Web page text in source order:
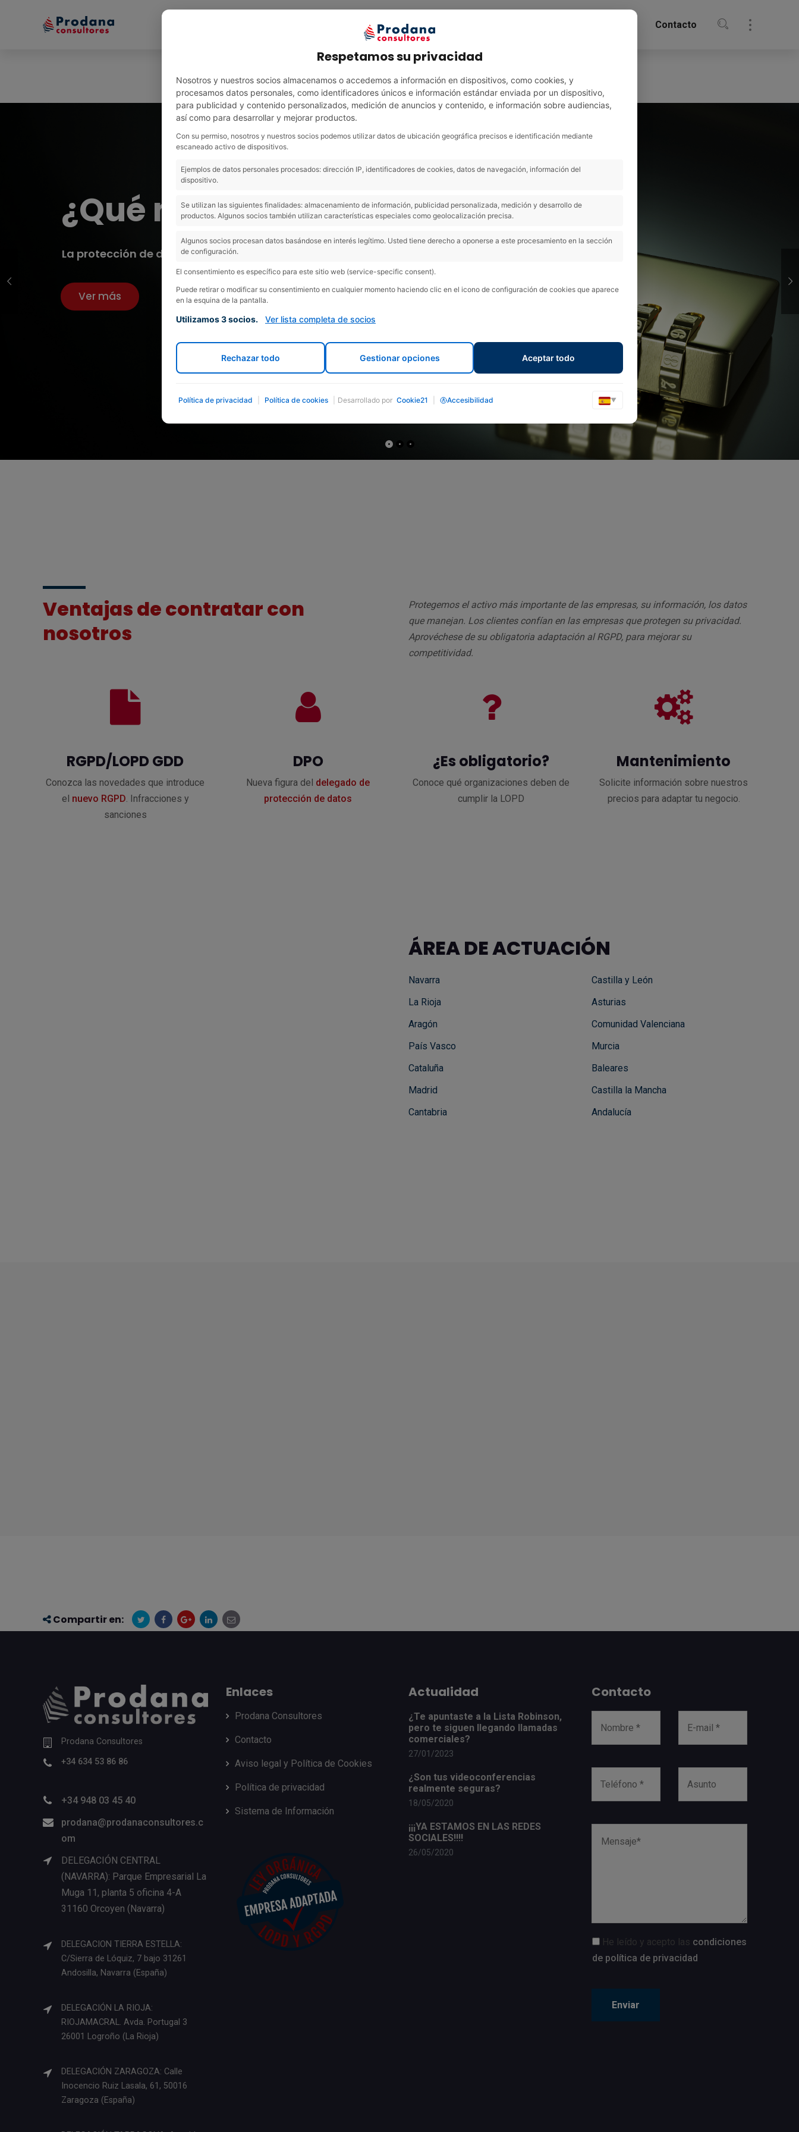
Área clientes Contacto
¿Qué necesitas?
La protección de datos es obligación de todos
Ver más
Ventajas de contratar con
nosotros
Protegemos el activo más importante de las empresas, su información, los datos
que manejan. Los clientes confían en las empresas que protegen su privacidad.
Aprovéchese de su obligatoria adaptación al RGPD, para mejorar su
competitividad.
RGPD/LOPD GDD
Conozca las novedades que introduce
el nuevo RGPD. Infracciones y
sanciones
DPO
Nueva figura del delegado de
protección de datos
¿Es obligatorio?
Conoce qué organizaciones deben de
cumplir la LOPD
Mantenimiento
Solicite información sobre nuestros
precios para adaptar tu negocio.
ÁREA DE ACTUACIÓN
Navarra
La Rioja
Aragón
País Vasco
Cataluña
Madrid
Cantabria
Castilla y León
Asturias
Comunidad Valenciana
Murcia
Baleares
Castilla la Mancha
Andalucía
Compartir en:
Prodana Consultores
+34 634 53 86 86
+34 948 03 45 40
prodana@prodanaconsultores.c
om
DELEGACIÓN CENTRAL
(NAVARRA): Parque Empresarial La
Muga 11, planta 5 oficina 4-A
31160 Orcoyen (Navarra)
DELEGACION TIERRA ESTELLA:
C/Sierra de Lóquiz, 7 bajo 31261
Andosilla, Navarra (España)
DELEGACIÓN LA RIOJA:
RIOJAMACRAL. Avda. Portugal 3
26001 Logroño (La Rioja)
DELEGACIÓN ZARAGOZA: Calle
Inocencio Ruiz Lasala, 61, 50016
Zaragoza (España)
Enlaces
Prodana Consultores
Contacto
Aviso legal y Política de Cookies
Política de privacidad
Sistema de Información
Actualidad
¿Te apuntaste a la Lista Robinson,
pero te siguen llegando llamadas
comerciales?
27/01/2023
¿Son tus videoconferencias
realmente seguras?
18/05/2020
¡¡¡YA ESTAMOS EN LAS REDES
SOCIALES!!!!
26/05/2020
Contacto
He leído y acepto las condiciones
de política de privacidad
Respetamos su privacidad
Nosotros y nuestros socios almacenamos o accedemos a información en dispositivos, como cookies, y
procesamos datos personales, como identificadores únicos e información estándar enviada por un dispositivo,
para publicidad y contenido personalizados, medición de anuncios y contenido, e información sobre audiencias,
así como para desarrollar y mejorar productos.
Con su permiso, nosotros y nuestros socios podemos utilizar datos de ubicación geográfica precisos e identificación mediante
escaneado activo de dispositivos.
Ejemplos de datos personales procesados: dirección IP, identificadores de cookies, datos de navegación, información del
dispositivo.
Se utilizan las siguientes finalidades: almacenamiento de información, publicidad personalizada, medición y desarrollo de
productos. Algunos socios también utilizan características especiales como geolocalización precisa.
Algunos socios procesan datos basándose en interés legítimo. Usted tiene derecho a oponerse a este procesamiento en la sección
de configuración.
El consentimiento es específico para este sitio web (service-specific consent).
Puede retirar o modificar su consentimiento en cualquier momento haciendo clic en el icono de configuración de cookies que aparece
en la esquina de la pantalla.
Utilizamos 3 socios. Ver lista completa de socios
Rechazar todo Gestionar opciones Aceptar todo
Política de privacidad Política de cookies Desarrollado por Cookie21 Accesibilidad ▼